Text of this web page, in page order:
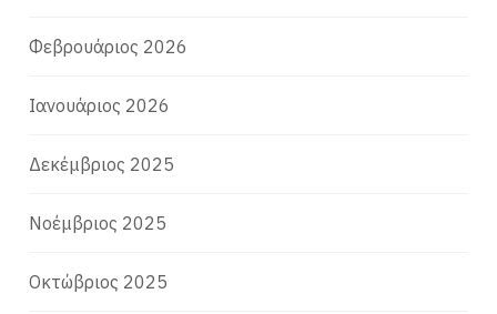
Φεβρουάριος 2026
Ιανουάριος 2026
Δεκέμβριος 2025
Νοέμβριος 2025
Οκτώβριος 2025